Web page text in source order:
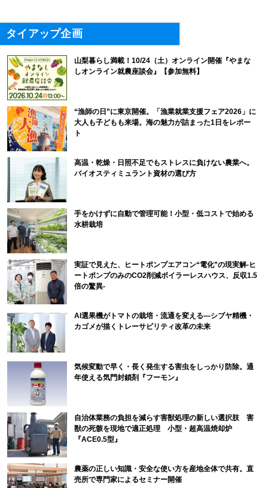
タイアップ企画
山梨暮らし満載！10/24（土）オンライン開催『やまな
しオンライン就農座談会』【参加無料】
“漁師の日”に東京開催。「漁業就業支援フェア2026」に
大人も子どもも来場。海の魅力が詰まった1日をレポー
ト
高温・乾燥・日照不足でもストレスに負けない農業へ。
バイオスティミュラント資材の選び方
手をかけずに自動で管理可能！小型・低コストで始める
水耕栽培
実証で見えた、ヒートポンプエアコン“電化”の現実解-ヒ
ートポンプのみのCO2削減ボイラーレスハウス、反収1.5
倍の驚異-
AI選果機がトマトの栽培・流通を変える―シブヤ精機・
カゴメが描くトレーサビリティ改革の未来
気候変動で早く・長く発生する害虫をしっかり防除。通
年使える気門封鎖剤『フーモン』
自治体業務の負担を減らす害獣処理の新しい選択肢 害
獣の死骸を現地で適正処理 小型・超高温焼却炉
『ACE0.5型』
農薬の正しい知識・安全な使い方を産地全体で共有。直
売所で専門家によるセミナー開催